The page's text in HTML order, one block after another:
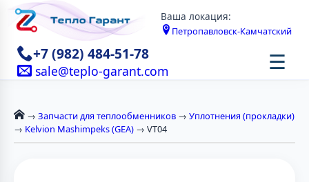
Ваша локация:
Петропавловск-Камчатский
+7 (982) 484-51-78
sale@teplo-garant.com ☰
→ Запчасти для теплообменников → Уплотнения (прокладки)
→ Kelvion Mashimpeks (GEA) → VT04